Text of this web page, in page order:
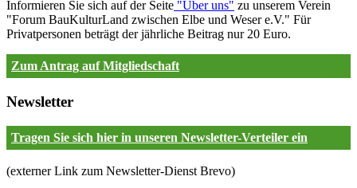
Informieren Sie sich auf der Seite "Über uns" zu unserem Verein
"Forum BauKulturLand zwischen Elbe und Weser e.V." Für
Privatpersonen beträgt der jährliche Beitrag nur 20 Euro.
Zum Antrag auf Mitgliedschaft
Newsletter
Tragen Sie sich hier in unseren Newsletter-Verteiler ein
(externer Link zum Newsletter-Dienst Brevo)